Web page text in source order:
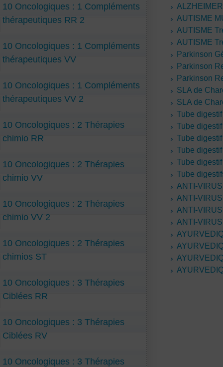
AUTISME
AUTISME
AUTISME
Parkinson
Parkinson
Parkinson
SLA de
SLA de
Tube
Tube
Tube
Tube
Tube
Tube
ANTI-
ANTI-
ANTI-
ANTI-
10 Oncologiques : 1 Compléments
thérapeutiques RR 2
10 Oncologiques : 1 Compléments
thérapeutiques VV
10 Oncologiques : 1 Compléments
thérapeutiques VV 2
10 Oncologiques : 2 Thérapies
chimio RR
10 Oncologiques : 2 Thérapies
chimio VV
10 Oncologiques : 2 Thérapies
chimio VV 2
10 Oncologiques : 2 Thérapies
chimios ST
10 Oncologiques : 3 Thérapies
Ciblées RR
10 Oncologiques : 3 Thérapies
Ciblées RV
10 Oncologiques : 3 Thérapies